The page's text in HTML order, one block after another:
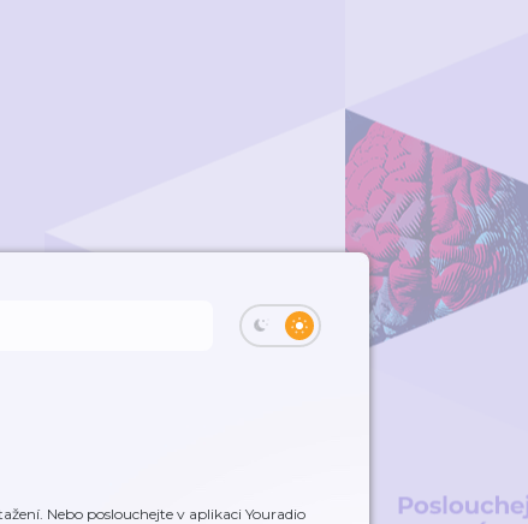
Nebo poslouchejte v aplikaci Youradio